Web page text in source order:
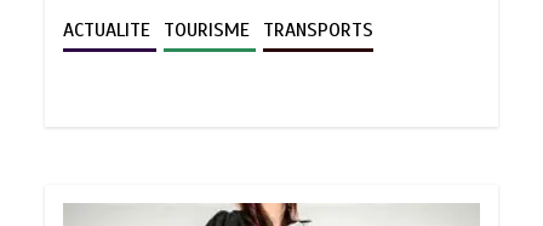
ACTUALITE TOURISME TRANSPORTS